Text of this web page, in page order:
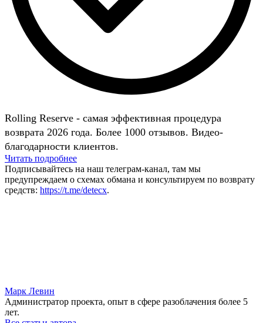
Rolling Reserve - самая эффективная процедура
возврата 2026 года. Более 1000 отзывов. Видео-
благодарности клиентов.
Читать подробнее
Подписывайтесь на наш телеграм-канал, там мы
предупреждаем о схемах обмана и консультируем по возврату
средств: https://t.me/detecx.
Марк Левин
Администратор проекта, опыт в сфере разоблачения более 5
лет.